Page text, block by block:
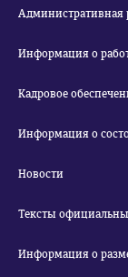
Административная
Информация о
Кадровое
Информация о
Новости
Тексты
Информация о